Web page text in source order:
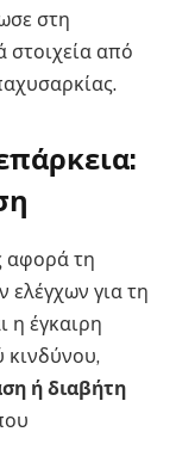
στη
στοιχεία από
αφορά τη
για τη
η έγκαιρη
κινδύνου,
ή διαβήτη